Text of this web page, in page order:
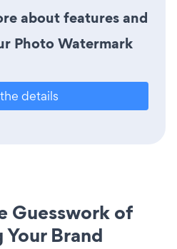
about features and
Photo Watermark
details
Guesswork of
Brand